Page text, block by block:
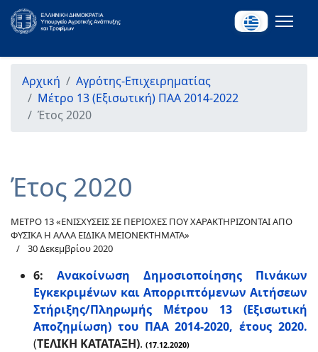
Αρχική
Αγρότης-Επιχειρηματίας
Μέτρο 13 (Εξισωτική) ΠΑΑ 2014-2022
Έτος 2020
Έτος 2020
ΜΕΤΡΟ 13 «ΕΝΙΣΧΥΣΕΙΣ ΣΕ ΠΕΡΙΟΧΕΣ ΠΟΥ ΧΑΡΑΚΤΗΡΙΖΟΝΤΑΙ ΑΠΟ
ΦΥΣΙΚΑ Η ΑΛΛΑ ΕΙΔΙΚΑ ΜΕΙΟΝΕΚΤΗΜΑΤΑ»
30 Δεκεμβρίου 2020
6: Ανακοίνωση Δημοσιοποίησης Πινάκων
Εγκεκριμένων και Απορριπτόμενων Αιτήσεων
Στήριξης/Πληρωμής Μέτρου 13 (Εξισωτική
Αποζημίωση) του ΠΑΑ 2014-2020, έτους 2020.
(ΤΕΛΙΚΗ ΚΑΤΑΤΑΞΗ). (17.12.2020)